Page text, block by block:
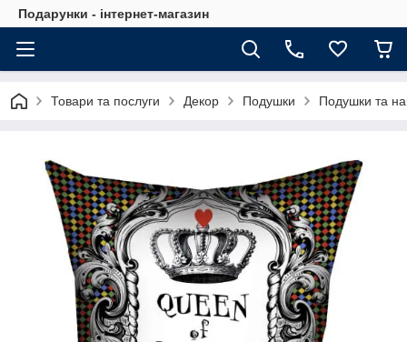
Подарунки - інтернет-магазин
Товари та послуги Декор Подушки Подушки та